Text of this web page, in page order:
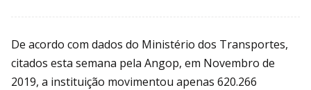
De acordo com dados do Ministério dos Transportes,
citados esta semana pela Angop, em Novembro de
2019, a instituição movimentou apenas 620.266